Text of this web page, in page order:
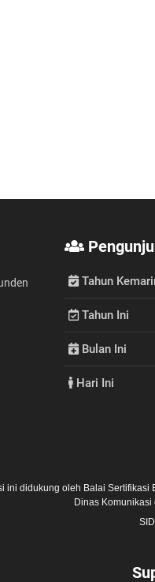
Tahun
Tahun Ini
Bulan Ini
Hari Ini
ini didukung oleh Balai Sertifikasi
Dinas